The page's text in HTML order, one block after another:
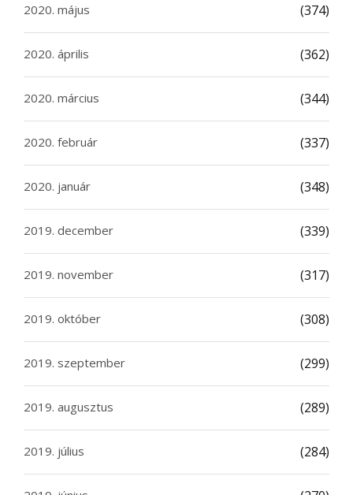
2020. május (374)
2020. április (362)
2020. március (344)
2020. február (337)
2020. január (348)
2019. december (339)
2019. november (317)
2019. október (308)
2019. szeptember (299)
2019. augusztus (289)
2019. július (284)